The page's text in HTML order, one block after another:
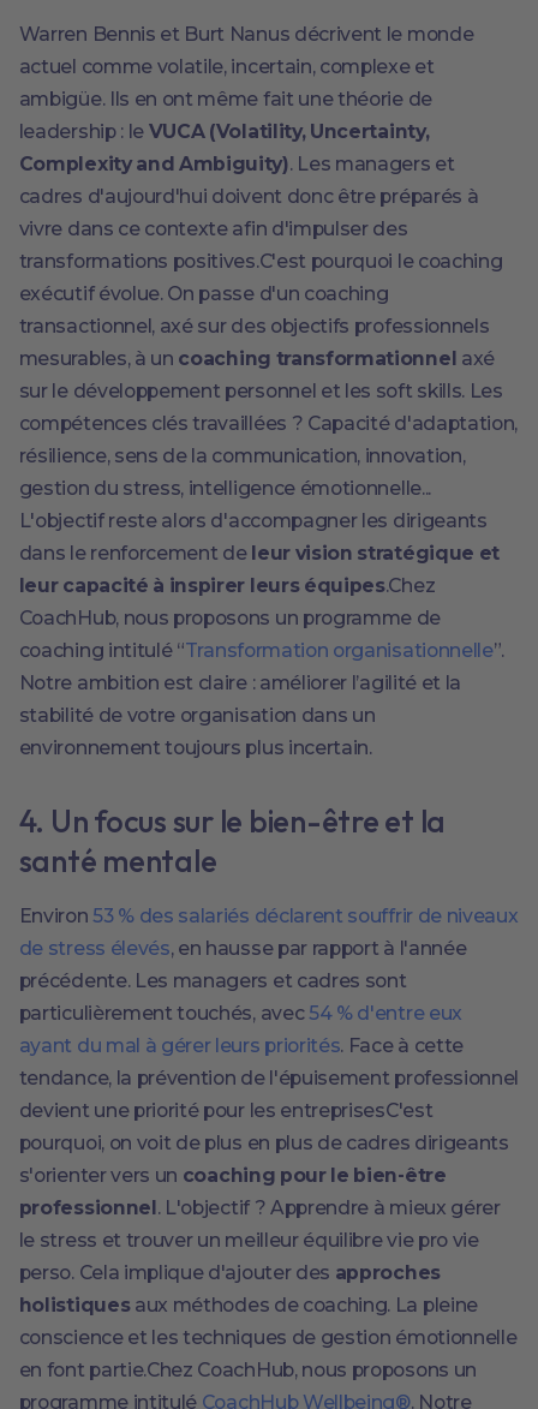
Warren Bennis et Burt Nanus décrivent le monde
actuel comme volatile, incertain, complexe et
ambigüe. Ils en ont même fait une théorie de
leadership : le VUCA (Volatility, Uncertainty,
Complexity and Ambiguity). Les managers et
cadres d'aujourd'hui doivent donc être préparés à
vivre dans ce contexte afin d'impulser des
transformations positives.C'est pourquoi le coaching
exécutif évolue. On passe d'un coaching
transactionnel, axé sur des objectifs professionnels
mesurables, à un coaching transformationnel axé
sur le développement personnel et les soft skills. Les
compétences clés travaillées ? Capacité d'adaptation,
résilience, sens de la communication, innovation,
gestion du stress, intelligence émotionnelle...
L'objectif reste alors d'accompagner les dirigeants
dans le renforcement de leur vision stratégique et
leur capacité à inspirer leurs équipes.Chez
CoachHub, nous proposons un programme de
coaching intitulé “Transformation organisationnelle”.
Notre ambition est claire : améliorer l’agilité et la
stabilité de votre organisation dans un
environnement toujours plus incertain.
4. Un focus sur le bien-être et la
santé mentale
Environ53 % des salariés déclarent souffrir de niveaux
de stress élevés, en hausse par rapport à l'année
précédente. Les managers et cadres sont
particulièrement touchés, avec54 % d'entre eux
ayant du mal à gérer leurs priorités. Face à cette
tendance, la prévention de l'épuisement professionnel
devient une priorité pour les entreprisesC'est
pourquoi, on voit de plus en plus de cadres dirigeants
s'orienter vers un coaching pour le bien-être
professionnel. L'objectif ? Apprendre à mieux gérer
le stress et trouver un meilleur équilibre vie pro vie
perso. Cela implique d'ajouter des approches
holistiquesaux méthodes de coaching. La pleine
conscience et les techniques de gestion émotionnelle
en font partie.Chez CoachHub, nous proposons un
programme intitulé CoachHub Wellbeing®. Notre